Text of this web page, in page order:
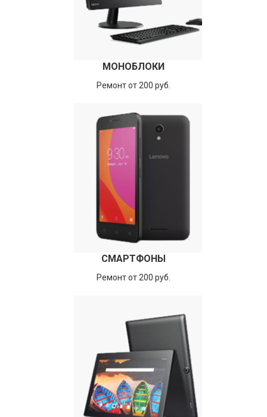
МОНОБЛОКИ
Ремонт от 200 руб.
СМАРТФОНЫ
Ремонт от 200 руб.